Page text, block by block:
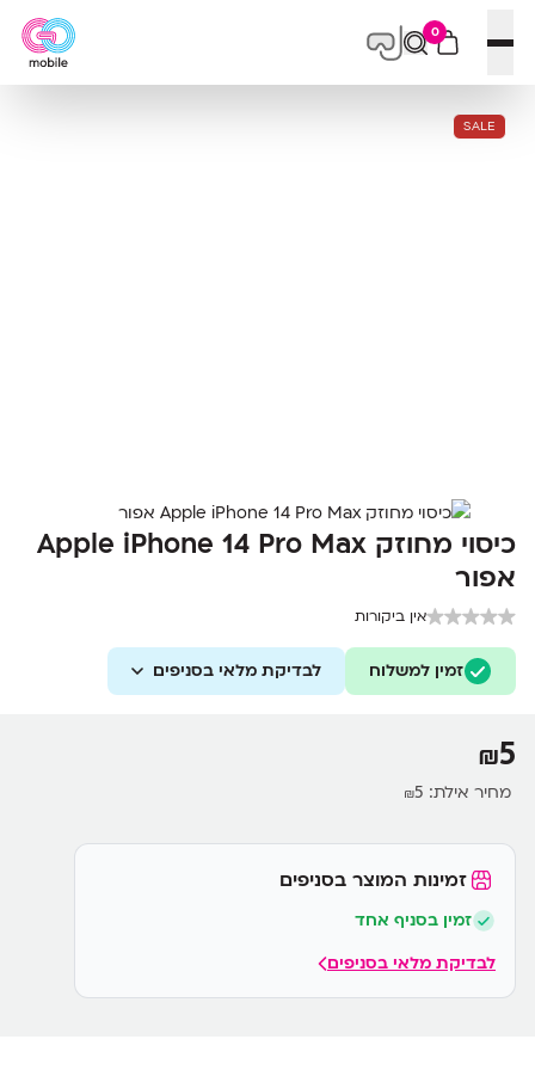
פתח תפריט
0
SALE
כיסוי מחוזק Apple iPhone 14 Pro Max
אפור
אין ביקורות
זמין למשלוח לבדיקת מלאי בסניפים
₪5
מחיר אילת: ₪5
זמינות המוצר בסניפים
זמין בסניף אחד
לבדיקת מלאי בסניפים